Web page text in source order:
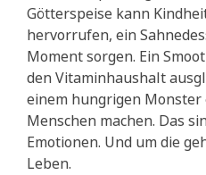
Götterspeise kann
hervorrufen, ein
Moment sorgen. Ein
den Vitaminhaushalt
einem hungrigen
Menschen machen. Das
Emotionen. Und um die
Leben.